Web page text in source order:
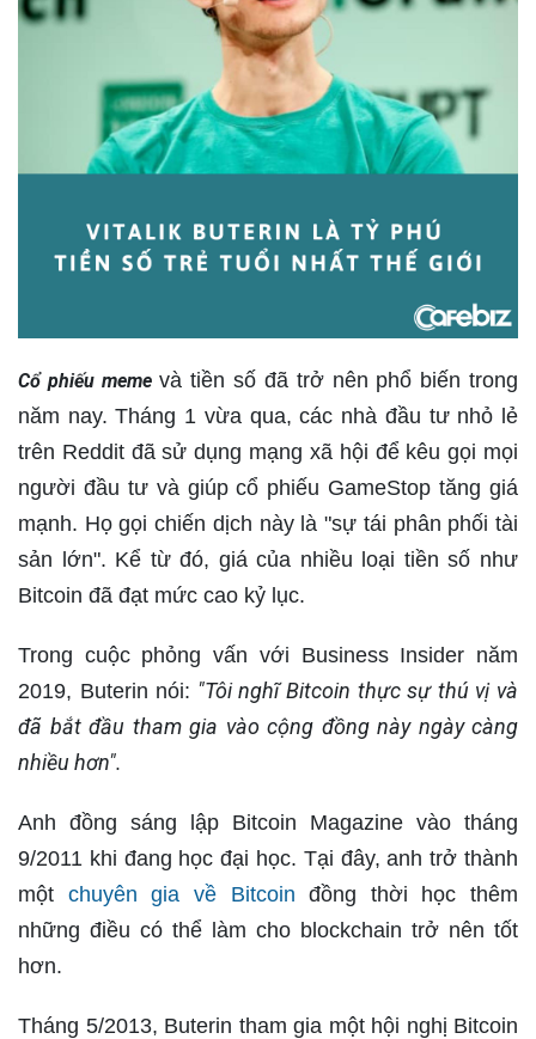
Cổ phiếu memevà tiền số đã trở nên phổ biến trong
năm nay. Tháng 1 vừa qua, các nhà đầu tư nhỏ lẻ
trên Reddit đã sử dụng mạng xã hội để kêu gọi mọi
người đầu tư và giúp cổ phiếu GameStop tăng giá
mạnh. Họ gọi chiến dịch này là "sự tái phân phối tài
sản lớn". Kể từ đó, giá của nhiều loại tiền số như
Bitcoin đã đạt mức cao kỷ lục.
Trong cuộc phỏng vấn với Business Insider năm
2019, Buterin nói: "Tôi nghĩ Bitcoin thực sự thú vị và
đã bắt đầu tham gia vào cộng đồng này ngày càng
nhiều hơn".
Anh đồng sáng lập Bitcoin Magazine vào tháng
9/2011 khi đang học đại học. Tại đây, anh trở thành
một chuyên gia về Bitcoin đồng thời học thêm
những điều có thể làm cho blockchain trở nên tốt
hơn.
Tháng 5/2013, Buterin tham gia một hội nghị Bitcoin